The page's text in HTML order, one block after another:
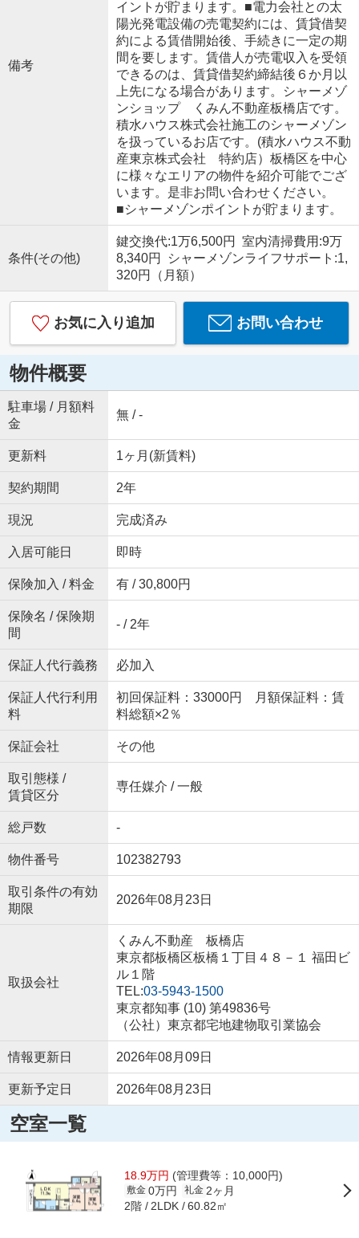
備考
イントが貯まります。■電力会社との太
陽光発電設備の売電契約には、賃貸借契
約による賃借開始後、手続きに一定の期
間を要します。賃借人が売電収入を受領
できるのは、賃貸借契約締結後６か月以
上先になる場合があります。シャーメゾ
ンショップ くみん不動産板橋店です。
積水ハウス株式会社施工のシャーメゾン
を扱っているお店です。(積水ハウス不動
産東京株式会社 特約店）板橋区を中心
に様々なエリアの物件を紹介可能でござ
います。是非お問い合わせください。
■シャーメゾンポイントが貯まります。
条件(その他)
鍵交換代:1万6,500円 室内清掃費用:9万
8,340円 シャーメゾンライフサポート:1,
320円（月額）
お気に入り追加 お問い合わせ
物件概要
駐車場 / 月額料
金
無 / -
更新料 1ヶ月(新賃料)
契約期間 2年
現況 完成済み
入居可能日 即時
保険加入 / 料金 有 / 30,800円
保険名 / 保険期
間
- / 2年
保証人代行義務 必加入
保証人代行利用
料
初回保証料：33000円 月額保証料：賃
料総額×2％
保証会社 その他
取引態様 /
賃貸区分
専任媒介 / 一般
総戸数 -
物件番号 102382793
取引条件の有効
期限
2026年08月23日
取扱会社
くみん不動産 板橋店
東京都板橋区板橋１丁目４８－１ 福田ビ
ル１階
TEL:03-5943-1500
東京都知事 (10) 第49836号
（公社）東京都宅地建物取引業協会
情報更新日 2026年08月09日
更新予定日 2026年08月23日
空室一覧
18.9万円 (管理費等：10,000円)
敷金 0万円 礼金 2ヶ月
2階 2LDK 60.82㎡